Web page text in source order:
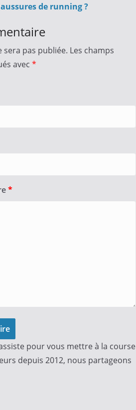
de running ?
sera pas publiée. Les champs
avec *
*
pour vous mettre à la course
depuis 2012, nous partageons